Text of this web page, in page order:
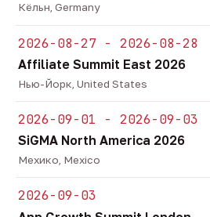
Кёльн, Germany
2026-08-27 - 2026-08-28
Affiliate Summit East 2026
Нью-Йорк, United States
2026-09-01 - 2026-09-03
SiGMA North America 2026
Мехико, Mexico
2026-09-03